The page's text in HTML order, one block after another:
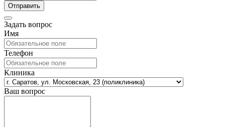
Задать вопрос
Имя
Телефон
Клиника
Ваш вопрос